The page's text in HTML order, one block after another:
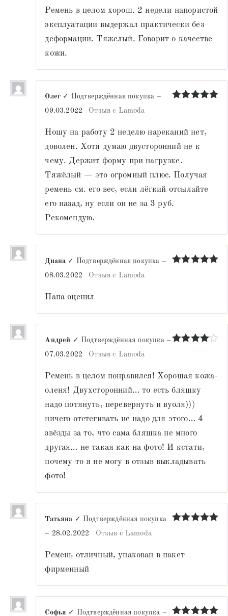
Ремень в целом хорош. 2 недели напористой
эксплуатации выдержал практически без
деформации. Тяжелый. Говорит о качестве
кожи.
Олег ✓ Подтверждённая покупка –
09.03.2022
Отзыв с Lamoda
Ношу на работу 2 неделю нареканий нет,
доволен. Хотя думаю двусторонний не к
чему. Держит форму при нагрузке.
Тяжёлый — это огромный плюс. Получая
ремень см. его вес, если лёгкий отсылайте
его назад, ну если он не за 3 руб.
Рекомендую.
Диана ✓ Подтверждённая покупка –
08.03.2022
Отзыв с Lamoda
Папа оценил
Андрей ✓ Подтверждённая покупка –
07.03.2022
Отзыв с Lamoda
Ремень в целом понравился! Хорошая кожа-
оленя! Двухсторонний… то есть бляшку
надо потянуть, перевернуть и вуоля)))
ничего отстегивать не надо для этого… 4
звёзды за то, что сама бляшка не много
другая… не такая как на фото! И кстати,
почему то я не могу в отзыв выкладывать
фото!
Татьяна ✓ Подтверждённая покупка
– 28.02.2022 Отзыв с Lamoda
Ремень отличный, упакован в пакет
фирменный
Софья ✓ Подтверждённая покупка –